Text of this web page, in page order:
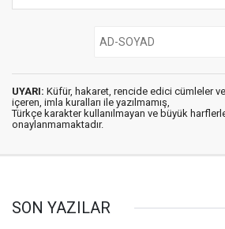
UYARI: Küfür, hakaret, rencide edici cümleler
içeren, imla kuralları ile yazılmamış,
Türkçe karakter kullanılmayan ve büyük
onaylanmamaktadır.
SON YAZILAR